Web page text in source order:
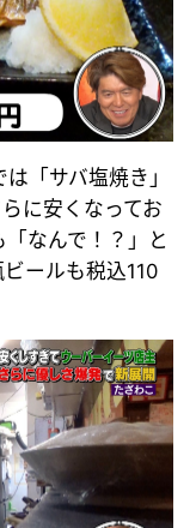
「サバ塩焼き」
に安くなってお
なんで！？」と
ールも税込110